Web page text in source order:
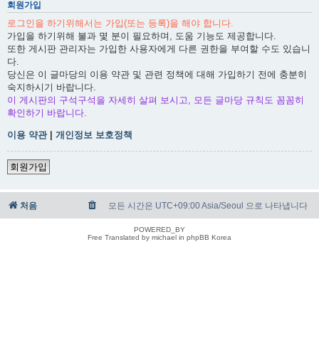
회원가입
로그인을 하기위해서는 가입(또는 등록)을 해야 합니다.
가입을 하기위해 불과 몇 분이 필요하며, 도움 기능도 제공합니다.
또한 게시판 관리자는 가입한 사용자에게 다른 권한을 부여할 수도 있습니
다.
당신은 이 글마당의 이용 약관 및 관련 정책에 대해 가입하기 전에 충분히
숙지하시기 바랍니다.
이 게시판의 구석구석을 자세히 살펴 보시고, 모든 글마당 규칙도 꼼꼼히
확인하기 바랍니다.
이용 약관| 개인정보 보호정책
회원가입
처음 모든 시간은 UTC+09:00 Asia/Seoul 으로 나타냅니다
POWERED_BY
Free Translated by michael in phpBB Korea